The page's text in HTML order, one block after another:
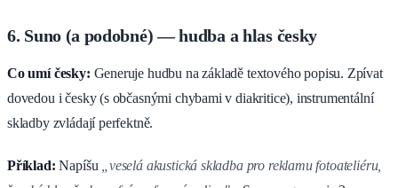
6. Suno (a podobné) — hudba a hlas česky
Co umí česky: Generuje hudbu na základě textového popisu. Zpívat
dovedou i česky (s občasnými chybami v diakritice), instrumentální
skladby zvládají perfektně.
Příklad: Napíšu
„veselá akustická skladba pro reklamu fotoateliéru,